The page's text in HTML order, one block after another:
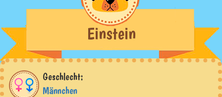
Einstein
Geschlecht:
Männchen